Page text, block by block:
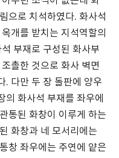
으로 치석하였다. 화사석
개를 받치는 지석역할의
부재로 구성된 화사부
촐한 것으로 화사 벽면
. 다만 두 장 돌판에 양우
의 화사석 부재를 좌우에
통된 화창이 이루게 하는
화창과 네 모서리에는
창 좌우에는 주연에 얕은